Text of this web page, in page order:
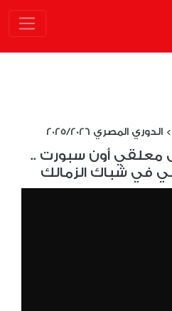
الدوري المصري 2025/2026
معلقي أون سبورت ..
في شباك الزمالك